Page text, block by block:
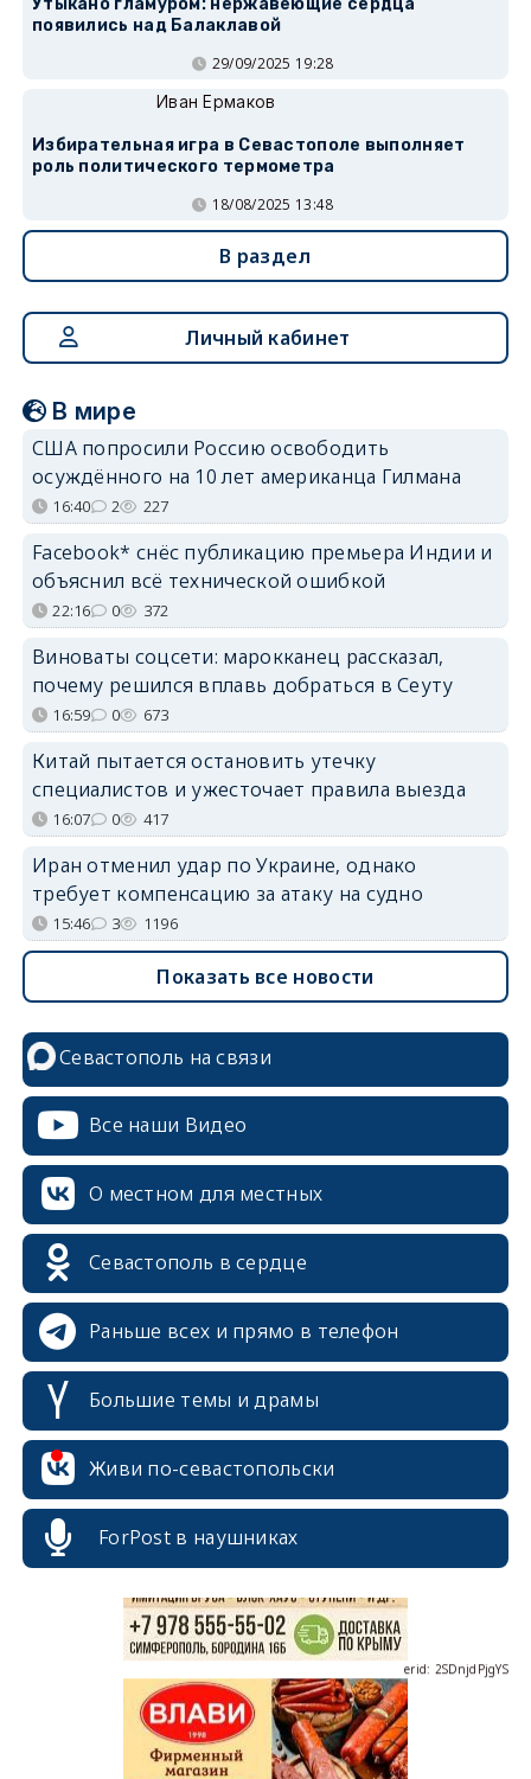
Утыкано гламуром: нержавеющие сердца
появились над Балаклавой
29/09/2025 19:28
Иван Ермаков
Избирательная игра в Севастополе выполняет
роль политического термометра
18/08/2025 13:48
В раздел
Личный кабинет
В мире
США попросили Россию освободить
осуждённого на 10 лет американца Гилмана
16:40 2 227
Facebook* снёс публикацию премьера Индии и
объяснил всё технической ошибкой
22:16 0 372
Виноваты соцсети: марокканец рассказал,
почему решился вплавь добраться в Сеуту
16:59 0 673
Китай пытается остановить утечку
специалистов и ужесточает правила выезда
16:07 0 417
Иран отменил удар по Украине, однако
требует компенсацию за атаку на судно
15:46 3 1196
Показать все новости
Севастополь на связи
Все наши Видео
О местном для местных
Севастополь в сердце
Раньше всех и прямо в телефон
Большие темы и драмы
Живи по-севастопольски
ForPost в наушниках
erid: 2SDnjcrDNw6